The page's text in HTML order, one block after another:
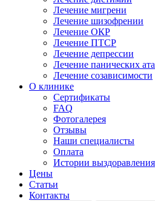
Лечение мигрени
Лечение шизофрении
Лечение ОКР
Лечение ПТСР
Лечение депрессии
Лечение панических
Лечение созависимости
О клинике
Сертификаты
FAQ
Фотогалерея
Отзывы
Наши специалисты
Оплата
Истории выздоравления
Цены
Статьи
Контакты